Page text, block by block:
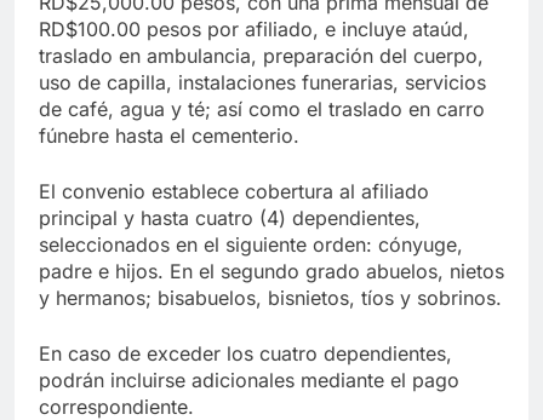
RD$100.00 pesos por afiliado, e incluye ataúd,
traslado en ambulancia, preparación del cuerpo,
uso de capilla, instalaciones funerarias, servicios
de café, agua y té; así como el traslado en carro
fúnebre hasta el cementerio.
El convenio establece cobertura al afiliado
principal y hasta cuatro (4) dependientes,
seleccionados en el siguiente orden: cónyuge,
padre e hijos. En el segundo grado abuelos, nietos
y hermanos; bisabuelos, bisnietos, tíos y sobrinos.
En caso de exceder los cuatro dependientes,
podrán incluirse adicionales mediante el pago
correspondiente.